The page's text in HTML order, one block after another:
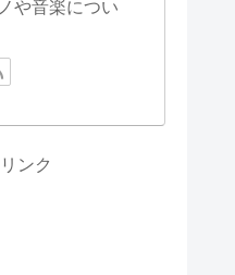
や音楽につい
ンク